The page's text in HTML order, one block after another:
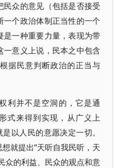
众的意见（包括是否接受
个政治体制正当性的一个
一种重要力量，表现为带
意义上说，民本之中包含
据民意判断政治的正当与
利并不是空洞的，它是通
式来得到实现，从广义上
以人民的意愿决定一切。
就提出“天听自我民听，天
众的利益、民众的观点和意